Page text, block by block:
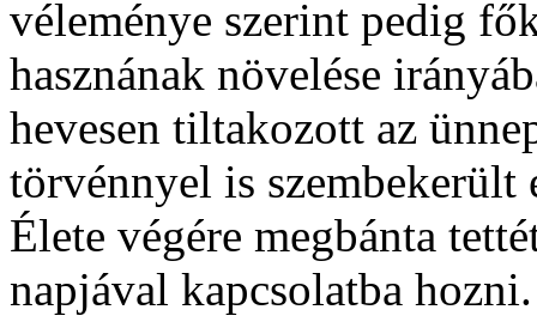
véleménye szerint pedig
hasznának növelése
hevesen tiltakozott az
törvénnyel is szembekerült
Élete végére megbánta
napjával kapcsolatba hozni.